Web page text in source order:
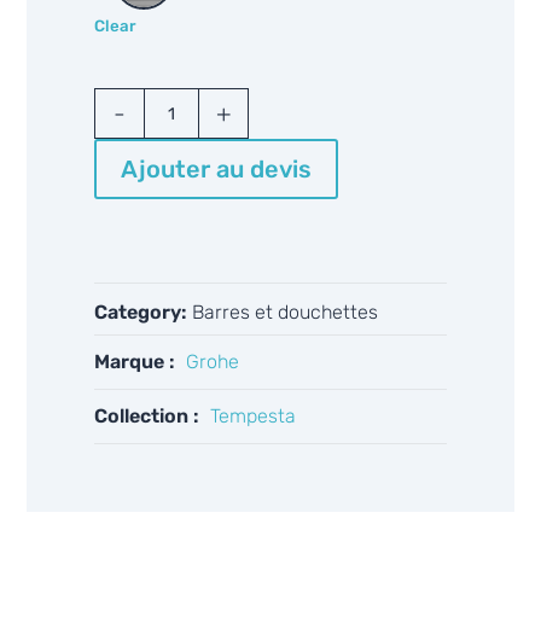
Clear
Grohe
2760110E
quantity
Ajouter au devis
Category: Barres et douchettes
Marque : Grohe
Collection : Tempesta